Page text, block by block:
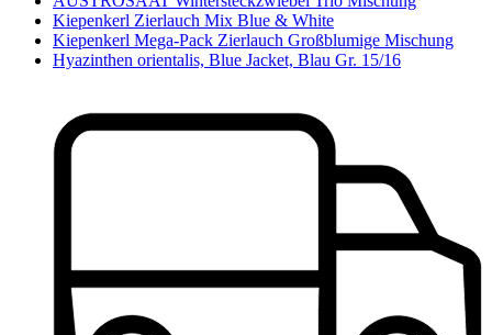
Kiepenkerl Zierlauch Mix Blue & White
Kiepenkerl Mega-Pack Zierlauch Großblumige Mischung
Hyazinthen orientalis, Blue Jacket, Blau Gr. 15/16